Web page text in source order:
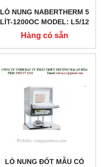
LÒ NUNG NABERTHERM 5
LÍT-1200OC MODEL: L5/12
Hàng có sẵn
LÒ NUNG ĐỐT MẪU CÓ